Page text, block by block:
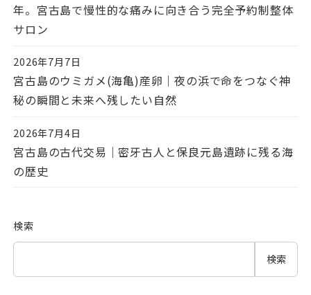
年。宮古島で慢性的な痛みに向き合う完全予約制整体
サロン
投稿日
2026年7月7日
宮古島のウミガメ(海亀)産卵｜夜の浜で命をつなぐ神
秘の瞬間と未来へ残したい自然
投稿日
2026年7月4日
宮古島の古代交易｜密牙古人と保良元島遺跡に残る海
の歴史
検索
検索